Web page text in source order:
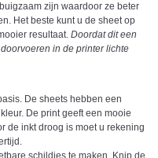
zijn waardoor ze beter
Het beste kunt u de sheet op
resultaat. Doordat dit een
in de printer lichte
De sheets hebben een
De print geeft een mooie
de inkt droog is moet u rekening
schildjes te maken. Knip de